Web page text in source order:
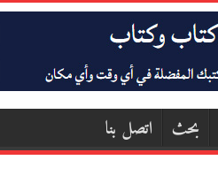
بحث اتصل بنا